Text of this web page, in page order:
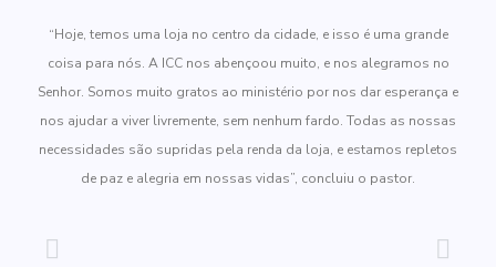
“Hoje, temos uma loja no centro da cidade, e isso é uma grande
coisa para nós. A ICC nos abençoou muito, e nos alegramos no
Senhor. Somos muito gratos ao ministério por nos dar esperança e
nos ajudar a viver livremente, sem nenhum fardo. Todas as nossas
necessidades são supridas pela renda da loja, e estamos repletos
de paz e alegria em nossas vidas”, concluiu o pastor.